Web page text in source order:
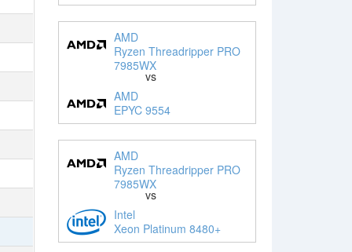
AMD
Ryzen Threadripper PRO
7985WX
vs
AMD
EPYC 9554
AMD
Ryzen Threadripper PRO
7985WX
vs
Intel
Xeon Platinum 8480+